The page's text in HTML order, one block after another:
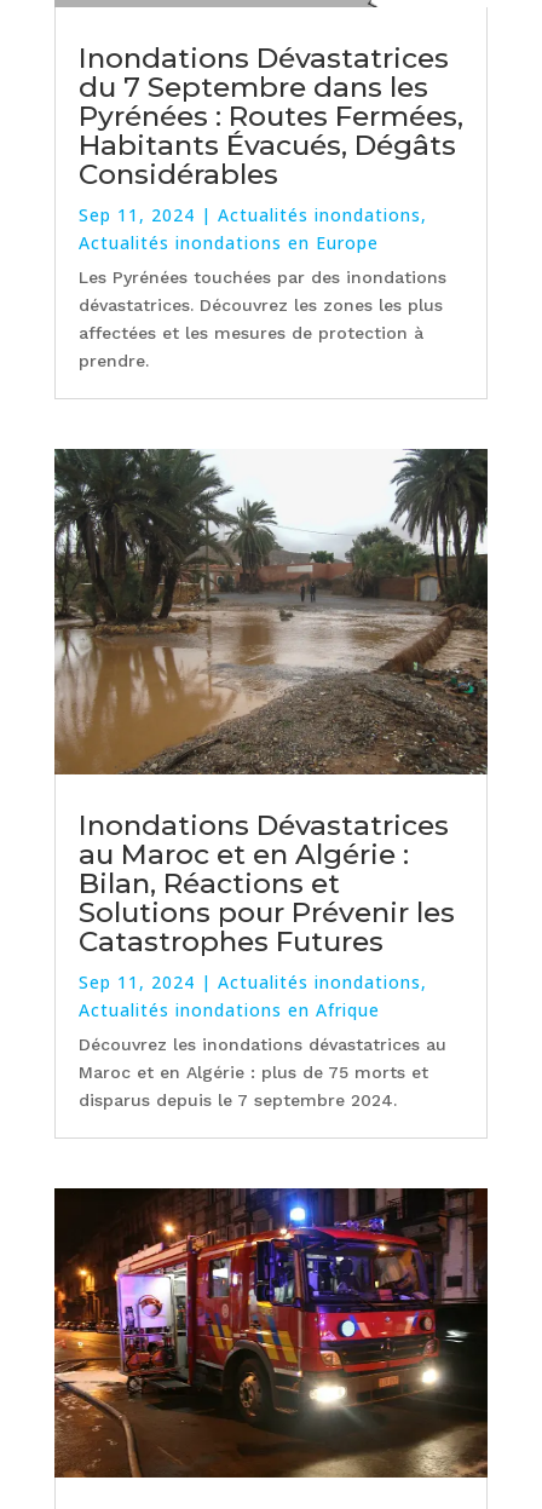
Inondations Dévastatrices
du 7 Septembre dans les
Pyrénées : Routes Fermées,
Habitants Évacués, Dégâts
Considérables
Sep 11, 2024 | Actualités inondations,
Actualités inondations en Europe
Les Pyrénées touchées par des inondations
dévastatrices. Découvrez les zones les plus
affectées et les mesures de protection à
prendre.
Inondations Dévastatrices
au Maroc et en Algérie :
Bilan, Réactions et
Solutions pour Prévenir les
Catastrophes Futures
Sep 11, 2024 | Actualités inondations,
Actualités inondations en Afrique
Découvrez les inondations dévastatrices au
Maroc et en Algérie : plus de 75 morts et
disparus depuis le 7 septembre 2024.